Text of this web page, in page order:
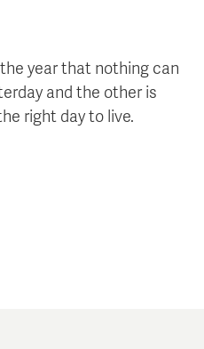
year that nothing can
and the other is
right day to live.